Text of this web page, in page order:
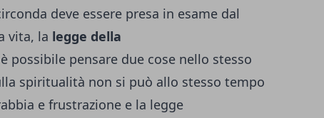
deve essere presa in esame dal
vita, la legge della
possibile pensare due cose nello stesso
spiritualità non si può allo stesso tempo
e frustrazione e la legge